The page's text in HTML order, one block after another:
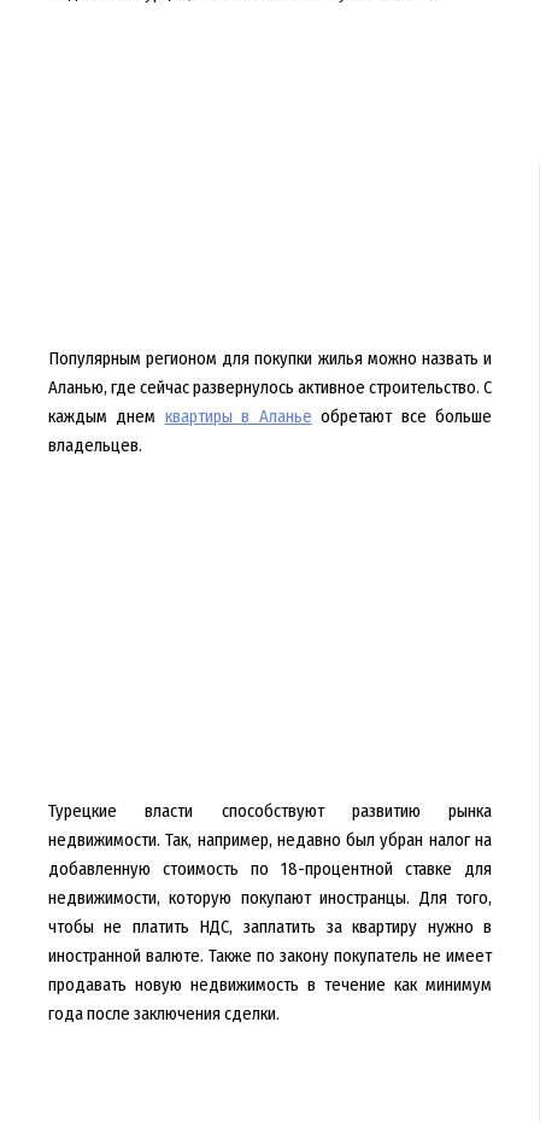
Популярным регионом для покупки жилья можно назвать и
Аланью, где сейчас развернулось активное строительство. С
каждым днем квартиры в Аланье обретают все больше
владельцев.
Турецкие власти способствуют развитию рынка
недвижимости. Так, например, недавно был убран налог на
добавленную стоимость по 18-процентной ставке для
недвижимости, которую покупают иностранцы. Для того,
чтобы не платить НДС, заплатить за квартиру нужно в
иностранной валюте. Также по закону покупатель не имеет
продавать новую недвижимость в течение как минимум
года после заключения сделки.